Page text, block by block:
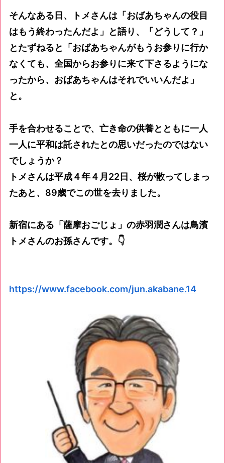
そんなある日、トメさんは「おばあちゃんの役目
はもう終わったんだよ」と語り、「どうして？」
とたずねると「おばあちゃんがもうお参りに行か
なくても、全国からお参りに来て下さるようにな
ったから、おばあちゃんはそれでいいんだよ」
と。
手を合わせることで、亡き命の供養とともに一人
一人に平和は託されたとの思いだったのではない
でしょうか？
トメさんは平成４年４月22日、桜が散ってしまっ
たあと、89歳でこの世を去りました。
新宿にある「薩摩おごじょ」の赤羽潤さんは鳥濱
トメさんのお孫さんです。👇
https://www.facebook.com/jun.akabane.14